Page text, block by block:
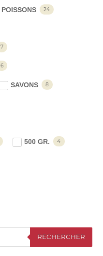
POISSONS 24
7
6
SAVONS 8
500 GR. 4
RECHERCHER